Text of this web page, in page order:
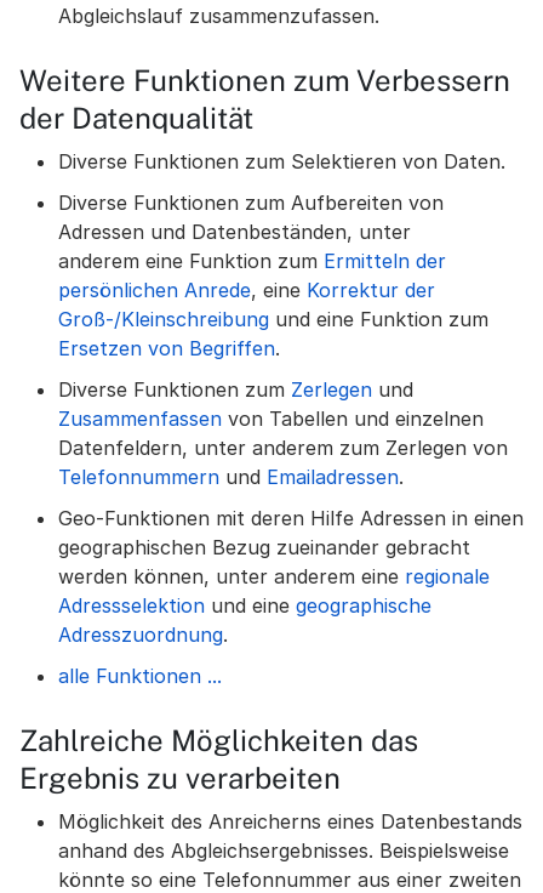
Abgleichslauf zusammenzufassen.
Weitere Funktionen zum Verbessern
der Datenqualität
Diverse Funktionen zum Selektieren von Daten.
Diverse Funktionen zum Aufbereiten von
Adressen und Datenbeständen, unter
anderem eine Funktion zum Ermitteln der
persönlichen Anrede, eine Korrektur der
Groß-/Kleinschreibung und eine Funktion zum
Ersetzen von Begriffen.
Diverse Funktionen zum Zerlegen und
Zusammenfassen von Tabellen und einzelnen
Datenfeldern, unter anderem zum Zerlegen von
Telefonnummern und Emailadressen.
Geo-Funktionen mit deren Hilfe Adressen in einen
geographischen Bezug zueinander gebracht
werden können, unter anderem eine regionale
Adressselektion und eine geographische
Adresszuordnung.
alle Funktionen ...
Zahlreiche Möglichkeiten das
Ergebnis zu verarbeiten
Möglichkeit des Anreicherns eines Datenbestands
anhand des Abgleichsergebnisses. Beispielsweise
könnte so eine Telefonnummer aus einer zweiten